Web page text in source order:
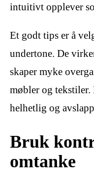
intuitivt opplever
Et godt tips er å
undertone. De
skaper myke
møbler og tekstiler.
helhetlig og
Bruk
omtanke